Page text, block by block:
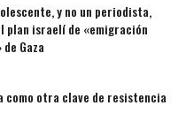
y no un periodista,
plan israelí de «emigración
Gaza
como otra clave de resistencia